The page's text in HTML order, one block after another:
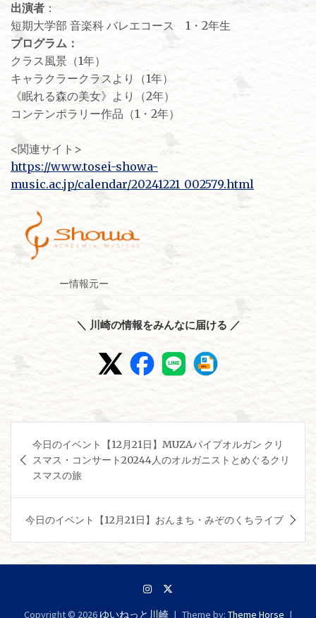
出演者 ：
短期大学部 音楽科 バレエコース 1・2年生
プログラム：
クラス風景（1年）
キャラクラークラスより（1年）
《眠れる森の美女》より（2年）
コンテンポラリー作品（1・2年）
<関連サイト>
https://www.tosei-showa-
music.ac.jp/calendar/20241221_002579.html
ー情報元ー
＼ 川崎の情報をみんなに届ける ／
稿
ビ
ゲ
ー
シ
ン
今日のイベント【12月21日】MUZAパイプオルガン クリ
スマス・コンサート20244人のオルガニストとめぐるクリ
スマスの旅
今日のイベント【12月21日】おんまち・みぞのくちライブ
Copyright © 2026 ゆいねっと川崎 Theme by: Theme Horse